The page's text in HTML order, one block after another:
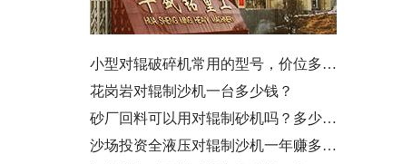
小型对辊破碎机常用的型号，价位多少…
花岗岩对辊制沙机一台多少钱？
砂厂回料可以用对辊制砂机吗？多少钱…
沙场投资全液压对辊制沙机一年赚多少…